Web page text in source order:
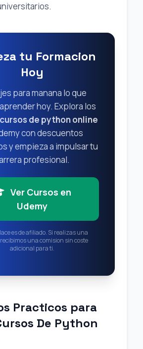
tu Formacion
Hoy
para manana lo que
hoy. Explora los
cursos de python online
con descuentos
y empieza a impulsar tu
profesional.
Ver Cursos en
Udemy
es de afiliado. Si realizas una
una comision sin coste
adicional para ti.
Practicos para
De Python